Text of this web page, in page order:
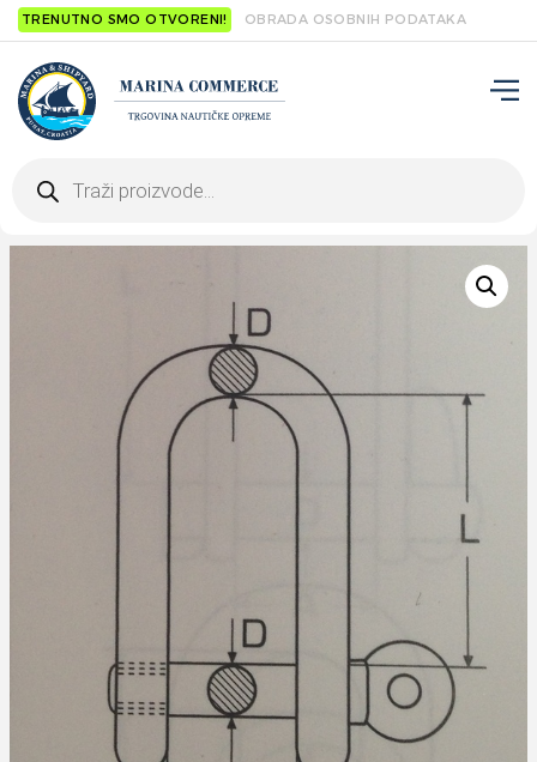
TRENUTNO SMO OTVORENI! OBRADA OSOBNIH PODATAKA
search